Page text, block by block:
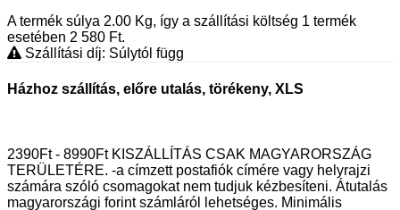
A termék súlya 2.00 Kg, így a szállítási költség 1 termék
esetében 2 580 Ft.
Szállítási díj: Súlytól függ
Házhoz szállítás, előre utalás, törékeny, XLS
2390Ft - 8990Ft KISZÁLLÍTÁS CSAK MAGYARORSZÁG
TERÜLETÉRE. -a címzett postafiók címére vagy helyrajzi
számára szóló csomagokat nem tudjuk kézbesíteni. Átutalás
magyarországi forint számláról lehetséges. Minimális